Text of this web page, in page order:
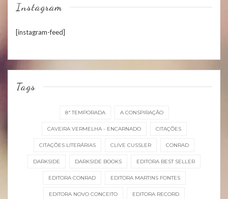
Instagram
[instagram-feed]
Tags
8ª TEMPORADA A CONSPIRAÇÃO
CAVEIRA VERMELHA - ENCARNADO CITAÇÕES
CITAÇÕES LITERÁRIAS CLIVE CUSSLER CONRAD
DARKSIDE DARKSIDE BOOKS EDITORA BEST SELLER
EDITORA CONRAD EDITORA MARTINS FONTES
EDITORA NOVO CONCEITO EDITORA RECORD